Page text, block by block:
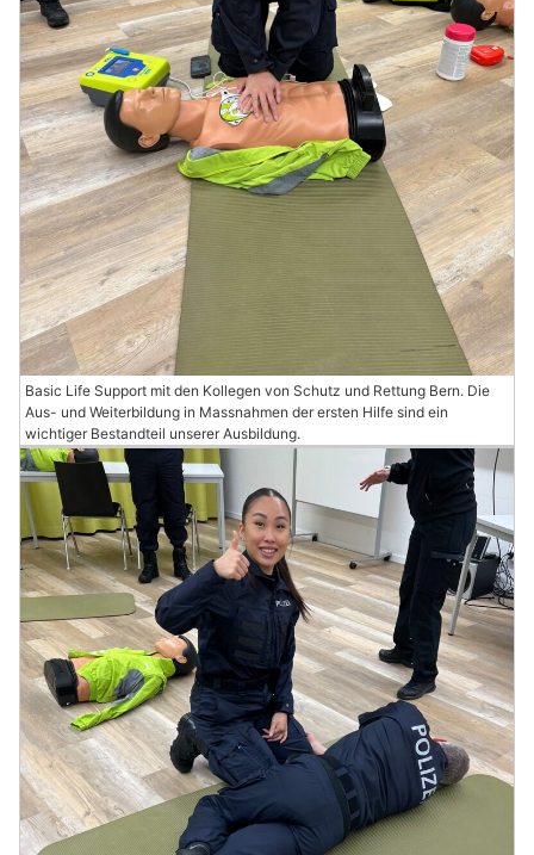
Basic Life Support mit den Kollegen von Schutz und Rettung Bern. Die
Aus- und Weiterbildung in Massnahmen der ersten Hilfe sind ein
wichtiger Bestandteil unserer Ausbildung.